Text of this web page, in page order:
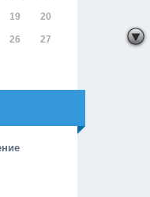
19 20
26 27